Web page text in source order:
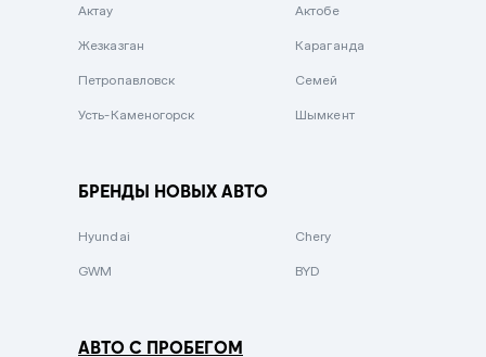
Зеленый металлик
Актау Актобе
Жезказган Караганда
Петропавловск Семей
Усть-Каменогорск Шымкент
БРЕНДЫ НОВЫХ АВТО
Hyundai Chery
GWM BYD
АВТО С ПРОБЕГОМ